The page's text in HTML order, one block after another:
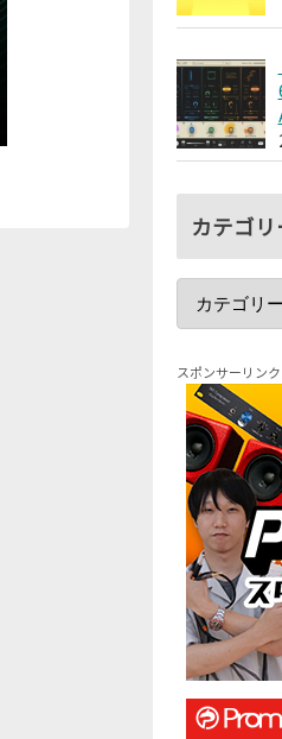
カテゴリ
スポンサーリンク